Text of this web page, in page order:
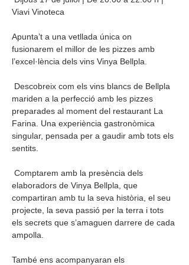
Viavi Vinoteca
Apunta’t a una vetllada única on
fusionarem el millor de les pizzes amb
l’excel·lència dels vins Vinya Bellpla.
mariden a la perfecció amb les pizzes
preparades al moment del restaurant La
Farina. Una experiència gastronòmica
singular, pensada per a gaudir amb tots els
sentits.
elaboradors de Vinya Bellpla, que
compartiran amb tu la seva història, el seu
projecte, la seva passió per la terra i tots
els secrets que s’amaguen darrere de cada
ampolla.
També ens acompanyaran els